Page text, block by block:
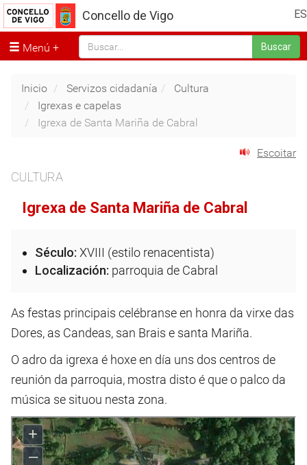
ES
Concello de Vigo
Menú Buscar
Inicio Servizos cidadanía
Cultura
Igrexas e capelas
Igrexa de Santa Mariña de Cabral
Escoitar
CULTURA
Igrexa de Santa Mariña de Cabral
Século: XVIII (estilo renacentista)
Localización: parroquia de Cabral
As festas principais celébranse en honra da virxe das
Dores, as Candeas, san Brais e santa Mariña.
O adro da igrexa é hoxe en día uns dos centros de
reunión da parroquia, mostra disto é que o palco da
música se situou nesta zona.